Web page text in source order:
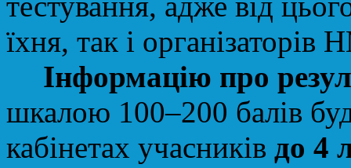
їхня, так і організаторів
Інформацію про
шкалою 100–200 балів
кабінетах учасників до 4